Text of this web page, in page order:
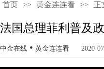
首页 >> 黄金连连看 >> 正
法国总理菲利普及
中金在线 • 黄金连连看 2020-